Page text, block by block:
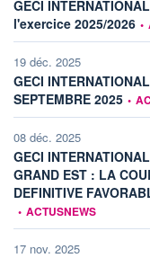
GECI
l'exercice 2025/2026 •
19 déc. 2025
GECI
SEPTEMBRE 2025 •
08 déc. 2025
GECI
GRAND EST : LA
DEFINITIVE
• ACTUSNEWS
17 nov. 2025